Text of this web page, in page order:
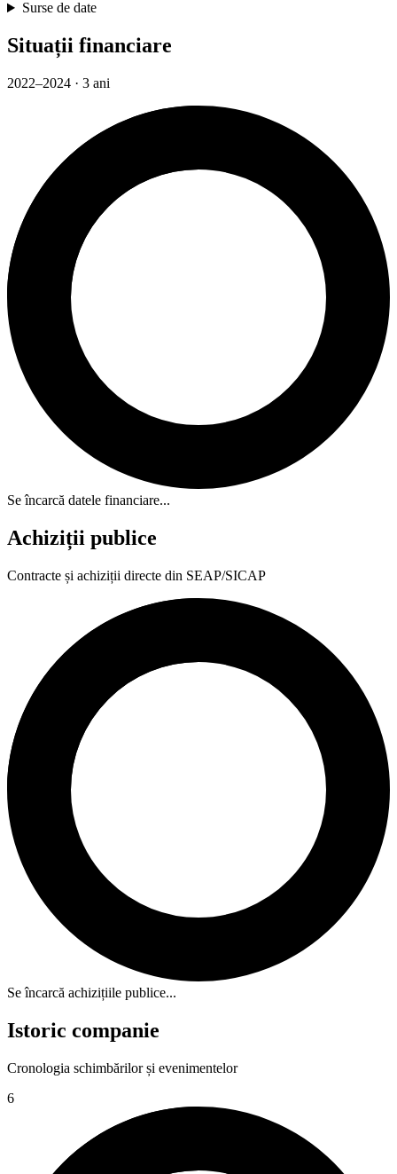
Surse de date
Situații financiare
2022–2024 · 3 ani
Se încarcă datele financiare...
Achiziții publice
Contracte și achiziții directe din SEAP/SICAP
Se încarcă achizițiile publice...
Istoric companie
Cronologia schimbărilor și evenimentelor
6